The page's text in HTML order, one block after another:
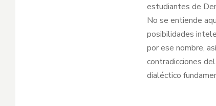
estudiantes de
No se entiende
posibilidades
por ese nombre,
contradicciones
dialéctico